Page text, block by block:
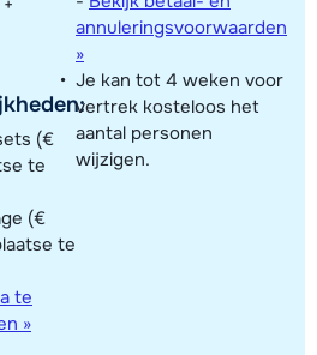
(€
te
(€
te
te
»
annuleringsvoorwaarden
»
Je kan tot 4 weken voor
vertrek kosteloos het
aantal personen
wijzigen.